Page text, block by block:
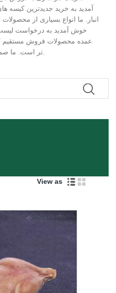
آمدید به خرید جدیدترین کیسه
انبار. ما انواع بسیاری از محصولات
خوش آمدید به درخواست
عمده محصولات فروش مستقیم
View as